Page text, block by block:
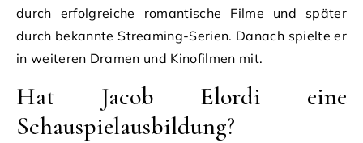
durch erfolgreiche romantische Filme und später
durch bekannte Streaming-Serien. Danach spielte er
in weiteren Dramen und Kinofilmen mit.
Hat Jacob Elordi eine
Schauspielausbildung?